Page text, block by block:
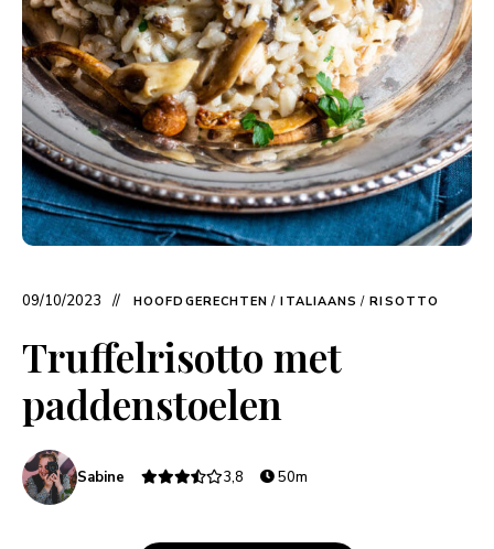
09/10/2023 HOOFDGERECHTEN / ITALIAANS / RISOTTO
Truffelrisotto met
paddenstoelen
Sabine 3,8 50m